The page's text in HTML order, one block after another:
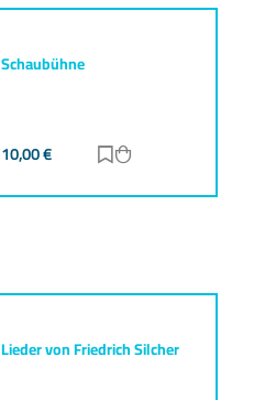
Schaubühne
10,00€ Zur Merkliste
Lieder von Friedrich Silcher